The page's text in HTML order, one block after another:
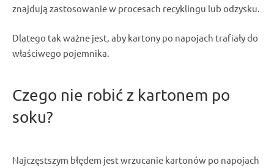
znajdują zastosowanie w procesach recyklingu lub odzysku.
Dlatego tak ważne jest, aby kartony po napojach trafiały do
właściwego pojemnika.
Czego nie robić z kartonem po
soku?
Najczęstszym błędem jest wrzucanie kartonów po napojach